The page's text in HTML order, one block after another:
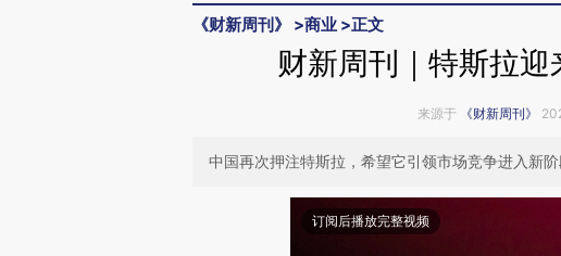
《财新周刊》 >商业 >正文
财新周刊｜特斯拉迎
来源于 《财新周刊》
中国再次押注特斯拉，希望它引领市场竞争进入新
订阅后播放完整视频